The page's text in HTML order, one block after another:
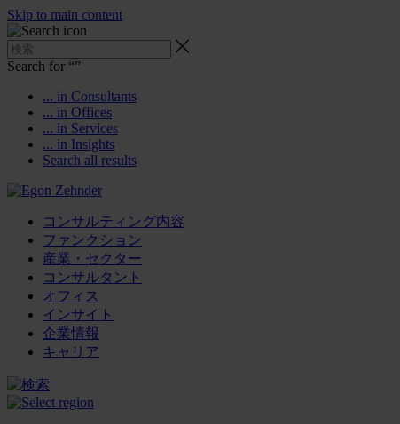
Skip to main content
Search for “”
... in Consultants
... in Offices
... in Services
... in Insights
Search all results
コンサルティング内容
ファンクション
産業・セクター
コンサルタント
オフィス
インサイト
企業情報
キャリア